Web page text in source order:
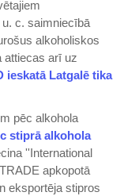
c. saimniecībā
alkoholiskos
attiecas arī uz
ieskatā Latgalē tika
pēc alkohola
stiprā alkohola
''International
apkopotā
eksportēja stipros